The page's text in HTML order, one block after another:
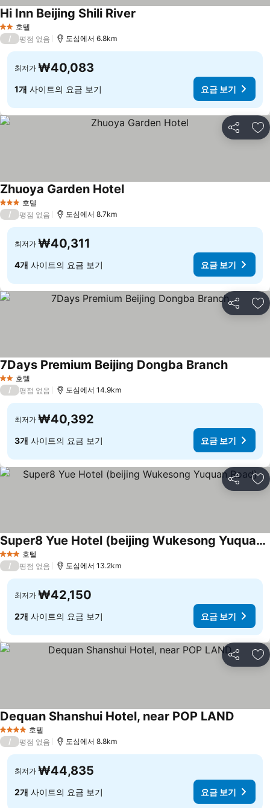
2 성급호텔
Hi Inn Beijing Shili River
/ 평점 없음 도심에서 6.8km
최저가 ₩40,083
1개 사이트의 요금 보기 요금 보기
공유 즐
3 성급 호텔
Zhuoya Garden Hotel
/ 평점 없음 도심에서 8.7km
최저가 ₩40,311
4개 사이트의 요금 보기 요금 보기
공유 즐
2 성급호텔
7Days Premium Beijing Dongba Branch
/ 평점 없음 도심에서 14.9km
최저가 ₩40,392
3개 사이트의 요금 보기 요금 보기
공유 즐
3 성급 호텔
Super8 Yue Hotel (beijing Wukesong Yuquan Road)
/ 평점 없음 도심에서 13.2km
최저가 ₩42,150
2개 사이트의 요금 보기 요금 보기
공유 즐
4 성급 호텔
Dequan Shanshui Hotel, near POP LAND
/ 평점 없음 도심에서 8.8km
최저가 ₩44,835
2개 사이트의 요금 보기 요금 보기